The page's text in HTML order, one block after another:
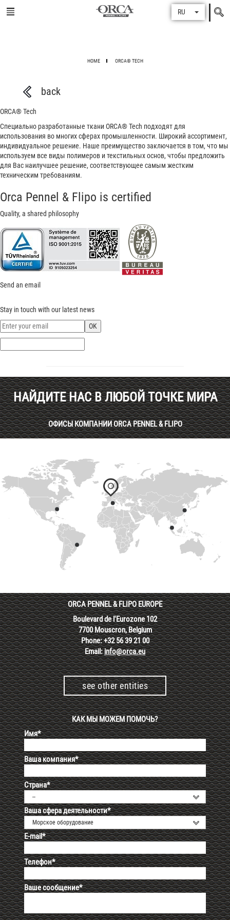
Поиск
по
RU
HOME ORCA® TECH
back
ORCA®Tech
Специально разработанные ткани ORCA® Tech подходят для
использования во многих сферах промышленности. Широкий ассортимент,
индивидуальное решение. Наше преимущество заключается в том, что мы
используем все виды полимеров и текстильных основ, чтобы предложить
для Вас наилучшее решение, соответствующее самым жестким
техническим требованиям.
Orca Pennel & Flipo is certified
Quality, a shared philosophy
Send an email
Stay in touch with our latest news
НАЙДИТЕ НАС В ЛЮБОЙ ТОЧКЕ МИРА
ОФИСЫ КОМПАНИИ ORCA PENNEL & FLIPO
ORCA PENNEL & FLIPO EUROPE
Boulevard de l'Eurozone 102
7700 Mouscron, Belgium
Phone: +32 56 39 21 00
Email:info@orca.eu
see other entities
КАК МЫ МОЖЕМ ПОМОЧЬ?
Имя*
Ваша компания*
Страна*
--
Ваша сфера деятельности*
Морское оборудование
E-mail*
Телефон*
Ваше сообщение*